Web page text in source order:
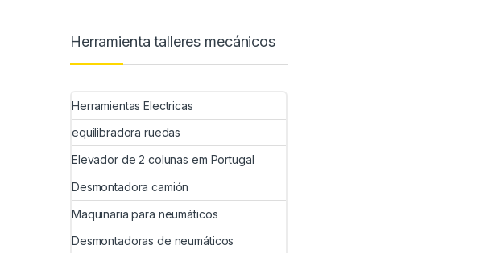
Herramienta talleres mecánicos
Herramientas Electricas
equilibradora ruedas
Elevador de 2 colunas em Portugal
Desmontadora camión
Maquinaria para neumáticos
Desmontadoras de neumáticos